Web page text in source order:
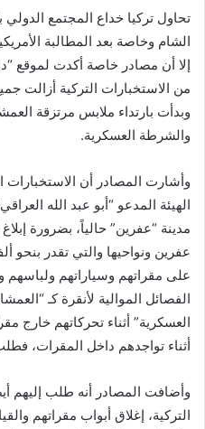
تحاول تركيا خداع المجتمع
الشام وخاصة بعد المطالبة
إلا أن مصادر خاصة أكدت لموقع
من الاستخبارات التركية أزالت
وبدأت بارتداء ملابس مرتزقة
والشرطة العسكرية.
وأشارت المصادر أن الاستخبارات
الهيئة المدعو “أبو عبد الله
مدينة “عفرين” حالياً، بضرورة
عفرين ونواحيها والتي تقدر بنحو
على مقراتهم وسياراتهم
الفصائل الموالية لأنقرة كـ
العسكرية” أثناء تحركاتهم خارج
أثناء تواجدهم داخل المقرات،
وأضافت المصادر أنه طلب إليهم
التركية، إغلاق أبواب مقراتهم